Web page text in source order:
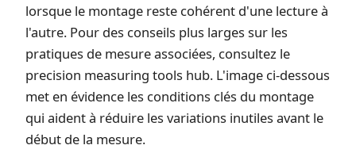
lorsque le montage reste cohérent d'une lecture à
l'autre. Pour des conseils plus larges sur les
pratiques de mesure associées, consultez le
precision measuring tools hub. L'image ci-dessous
met en évidence les conditions clés du montage
qui aident à réduire les variations inutiles avant le
début de la mesure.